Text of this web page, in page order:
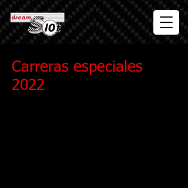
Carreras especiales
2022